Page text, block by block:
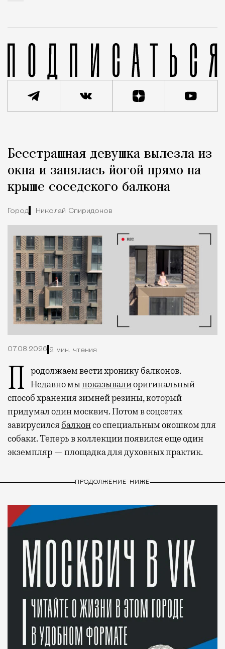
Город
Бесстрашная девушка вылезла из
окна и занялась йогой прямо на
крыше соседского балкона
Город Николай Спиридонов
07.08.2026 2 мин. чтения
Продолжаем вести хронику балконов. Недавно мыпоказывалиоригинальный
способ хранения зимней резины, который
придумал один москвич. Потом в соцсетях
завирусилсябалконсо специальным окошком для
собаки. Теперь в коллекции появился еще один
экземпляр — площадка для духовных практик.
ПРОДОЛЖЕНИЕ НИЖЕ